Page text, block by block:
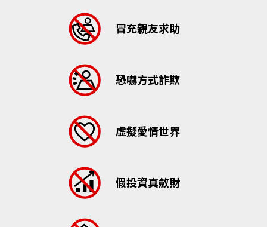
冒充親友求助
恐嚇方式詐欺
虛擬愛情世界
假投資真斂財